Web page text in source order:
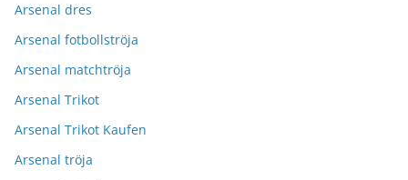
Arsenal dres
Arsenal fotbollströja
Arsenal matchtröja
Arsenal Trikot
Arsenal Trikot Kaufen
Arsenal tröja